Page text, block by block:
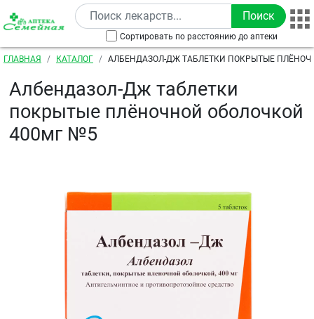
Перейти к основному содержанию
Сортировать по расстоянию до аптеки
Строка навигации
ГЛАВНАЯ КАТАЛОГ
АЛБЕНДАЗОЛ-ДЖ ТАБЛЕТКИ ПОКРЫТЫЕ
Албендазол-Дж таблетки
покрытые плёночной оболочкой
400мг №5